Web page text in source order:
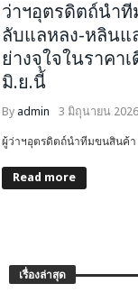
ว่าฯอุตรดิตถ์นำที
ลับแลหลง-หลิน
ย่างจุใจในราคา
มิ.ย.นี้
By admin 3 มิถุนายน 2026
ผู้ว่าฯอุตรดิตถ์นำทีมขนสินค้า
Read more
เรื่องล่าสุด